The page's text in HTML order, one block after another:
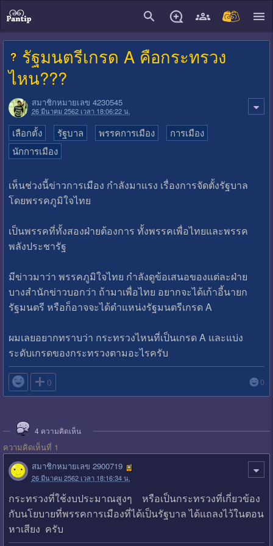
รัฐมนตรีเกรด A คือกระทรวง
ไหน???
สมาชิกหมายเลข 4230545
26 มีนาคม 2562 เวลา 18:06:22 น.
เลือกตั้ง รัฐบาล พรรคการเมือง
การเมือง
นักการเมือง
เห็นช่วงนี้ข่าวการเมือง กำลังมาแรง เรื่องการจัดตั้งรัฐบาล
โดยพรรคภูมิใจไทย
เป็นพรรคที่ทั้งสองฝ่ายต้องการ ทั้งพรรคเพื่อไทยและพรรค
พลังประชารัฐ
มีข่าวมาว่า พรรคภูมิใจไทย กำลังดูข้อเสนอของแต่ละฝ่าย
บางสำนักข่าวบอกว่า ถ้ามาเพื่อไทย อยากจะได้เก้าอี้นายก
รัฐมนตรี หรือก็อาจจะได้ตำแหน่งรัฐมนตรีเกรด A
ผมเลยอยากทราบว่า กระทรวงไหนที่เป็นเกรด A และแบ่ง
ระดับเกรดของกระทรวงตามอะไรครับ
 0 0
4 ความคิดเห็น
ความคิดเห็นที่ 1
สมาชิกหมายเลข 2900719
26 มีนาคม 2562 เวลา 18:16:34 น.
กระทรวงที่ใช้งบประมาณสูงๆ หรือเป็นกระทรวงที่เกี่ยวข้อง
กับนโยบายที่พรรคการเมืองที่ได้เป็นรัฐบาล ได้แถลงไว้ในตอน
หาเสียง ครับ
close